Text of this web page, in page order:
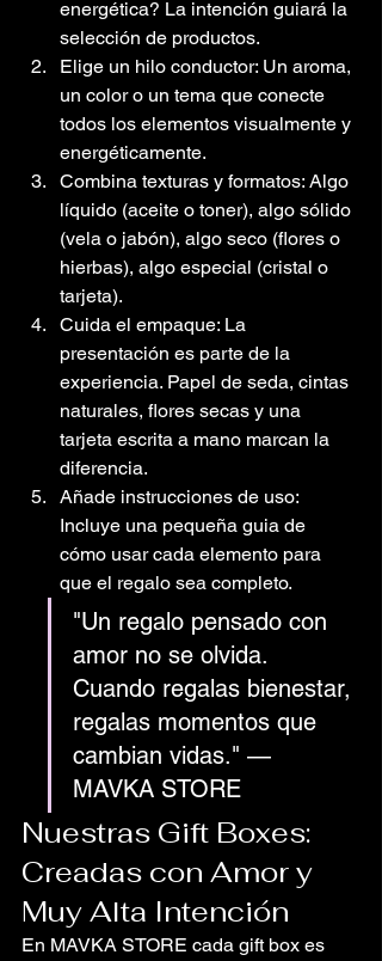
energética? La intención guiará la
selección de productos.
Elige un hilo conductor: Un aroma,
un color o un tema que conecte
todos los elementos visualmente y
energéticamente.
Combina texturas y formatos: Algo
líquido (aceite o toner), algo sólido
(vela o jabón), algo seco (flores o
hierbas), algo especial (cristal o
tarjeta).
Cuida el empaque: La
presentación es parte de la
experiencia. Papel de seda, cintas
naturales, flores secas y una
tarjeta escrita a mano marcan la
diferencia.
Añade instrucciones de uso:
Incluye una pequeña guia de
cómo usar cada elemento para
que el regalo sea completo.
"Un regalo pensado con
amor no se olvida.
Cuando regalas bienestar,
regalas momentos que
cambian vidas." —
MAVKA STORE
Nuestras Gift Boxes:
Creadas con Amor y
Muy Alta Intención
En MAVKA STORE cada gift box es